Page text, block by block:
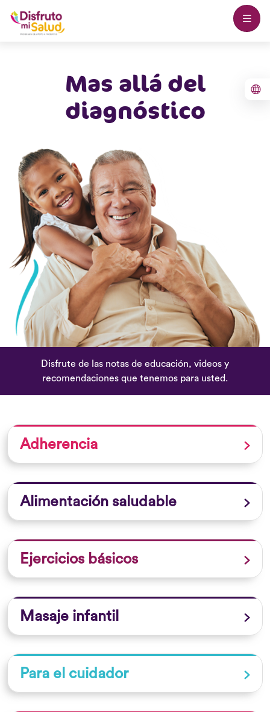
Mas allá del
diagnóstico
Disfrute de las notas de educación, videos y
recomendaciones que tenemos para usted.
Adherencia
Alimentación saludable
Ejercicios básicos
Masaje infantil
Para el cuidador